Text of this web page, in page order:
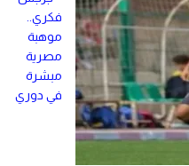
فكري..
موهبة
مصرية
مبشرة
في دوري